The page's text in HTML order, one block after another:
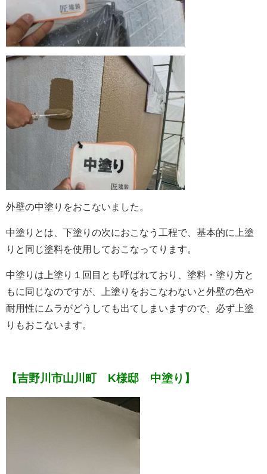
外壁の中塗りをおこないました。
中塗りとは、下塗りの次におこなう工程で、基本的に上塗
りと同じ塗料を使用しておこなってります。
中塗りは上塗り１回目とも呼ばれており、塗料・塗り方と
もに同じなのですが、上塗りをおこなわないと外壁の色や
耐用性にムラがどうしても出てしまいますので、必ず上塗
りもおこないます。
【吉野川市山川町 K様邸 中塗り】